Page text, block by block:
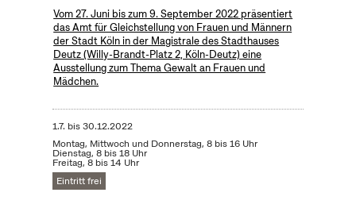
Vom 27. Juni bis zum 9. September 2022 präsentiert
das Amt für Gleichstellung von Frauen und Männern
der Stadt Köln in der Magistrale des Stadthauses
Deutz (Willy-Brandt-Platz 2, Köln-Deutz) eine
Ausstellung zum Thema Gewalt an Frauen und
Mädchen.
1.7. bis30.12.2022
Montag, Mittwoch und Donnerstag, 8 bis 16 Uhr
Dienstag, 8 bis 18 Uhr
Freitag, 8 bis 14 Uhr
Eintritt frei